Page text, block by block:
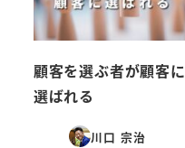
顧客を選ぶ者が顧客に
選ばれる
川口 宗治